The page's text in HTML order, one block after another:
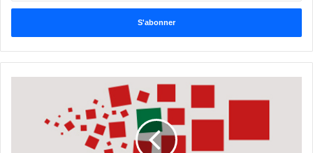
adresse